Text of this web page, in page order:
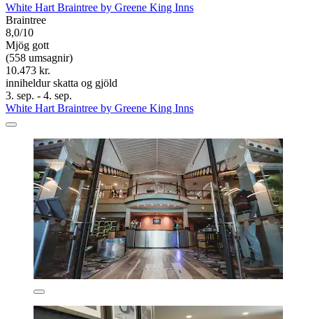
White Hart Braintree by Greene King Inns
Braintree
8,0/10
Mjög gott
(558 umsagnir)
10.473 kr.
inniheldur skatta og gjöld
3. sep. - 4. sep.
White Hart Braintree by Greene King Inns